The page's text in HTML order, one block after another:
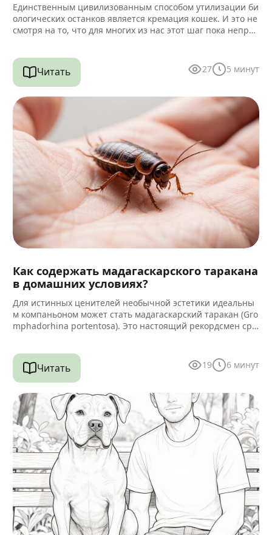
Единственным цивилизованным способом утилизации би
ологических останков является кремация кошек. И это не
смотря на то, что для многих из нас этот шаг пока непри
Читать 27 5 минут
Как содержать мадагаскарского таракана
в домашних условиях?
Для истинных ценителей необычной эстетики идеальны
м компаньоном может стать мадагаскарский таракан (Gro
mphadorhina portentosa). Это настоящий рекордсмен сре
Читать 19 6 минут